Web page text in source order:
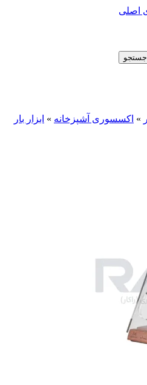
اصلی
جستجو
» اکسسوری آشپزخانه » ابزار بار